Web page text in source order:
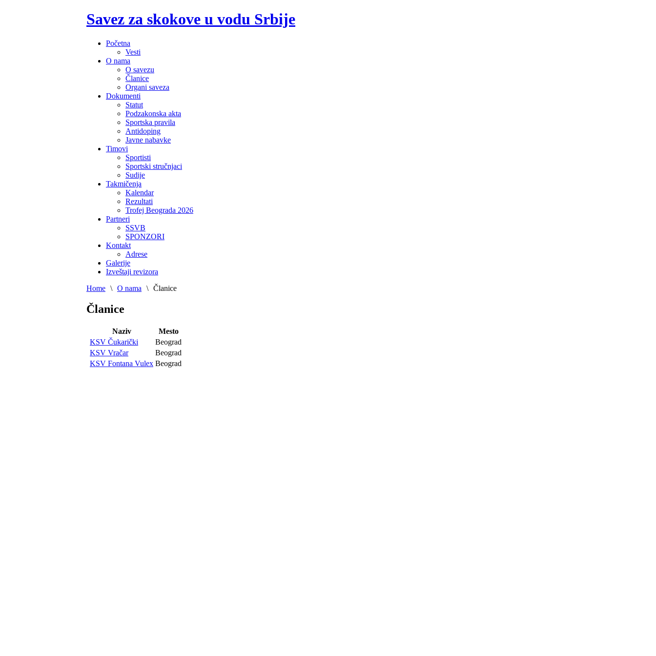
Savez za skokove u vodu Srbije
Početna
Vesti
O nama
O savezu
Članice
Organi saveza
Dokumenti
Statut
Podzakonska akta
Sportska pravila
Antidoping
Javne nabavke
Timovi
Sportisti
Sportski stručnjaci
Sudije
Takmičenja
Kalendar
Rezultati
Trofej Beograda 2026
Partneri
SSVB
SPONZORI
Kontakt
Adrese
Galerije
Izveštaji revizora
Home \ O nama \ Članice
Članice
Naziv
Mesto
KSV Čukarički
Beograd
KSV Vračar
Beograd
KSV Fontana Vulex Beograd